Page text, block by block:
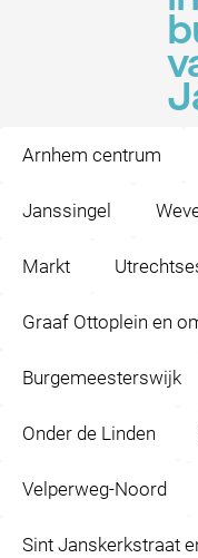
Arnhem centrum
Janssingel
Markt
Graaf Ottoplein en
Burgemeesterswijk
Onder de Linden
Velperweg-Noord
Sint Janskerkstraat